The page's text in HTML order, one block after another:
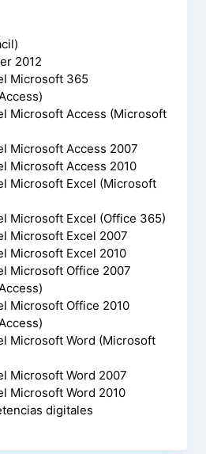
2012
Microsoft 365
Microsoft Access (Microsoft
Microsoft Access 2007
Microsoft Access 2010
Microsoft Excel (Microsoft
Microsoft Excel (Office 365)
Microsoft Excel 2007
Microsoft Excel 2010
Microsoft Office 2007
Microsoft Office 2010
Microsoft Word (Microsoft
Microsoft Word 2007
Microsoft Word 2010
digitales